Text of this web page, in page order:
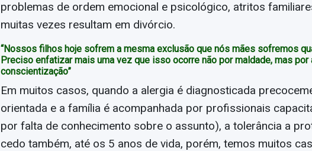
problemas de ordem emocional e psicológico, atritos
muitas vezes resultam em divórcio.
“Nossos filhos hoje sofrem a mesma exclusão que nós mães sofremos
Preciso enfatizar mais uma vez que isso ocorre não por maldade, mas
conscientização”
Em muitos casos, quando a alergia é diagnosticada
orientada e a família é acompanhada por profissionais
por falta de conhecimento sobre o assunto), a tolerância a
cedo também, até os 5 anos de vida, porém, temos muitos